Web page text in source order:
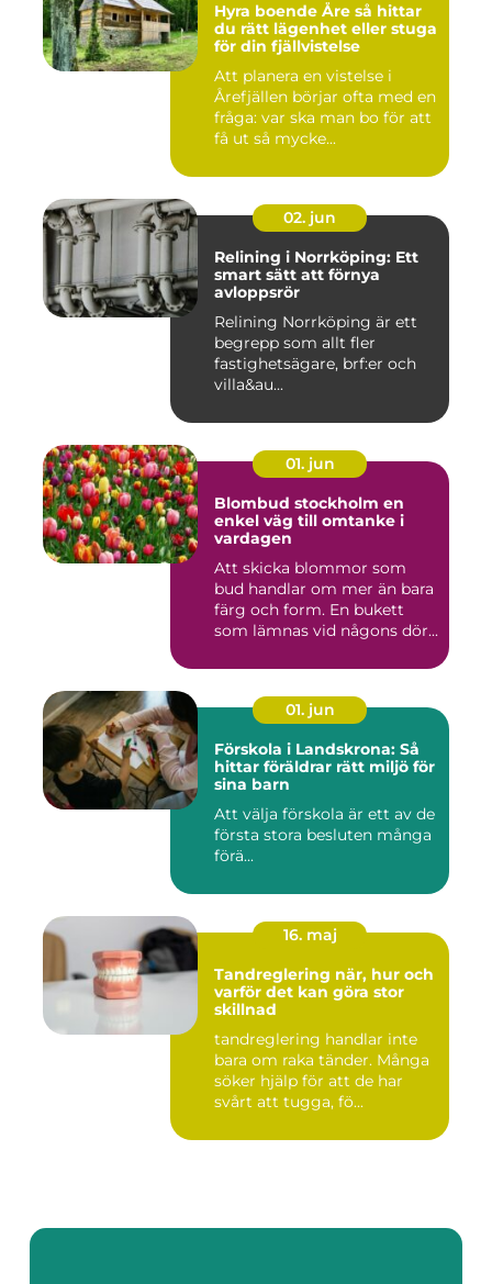
Hyra boende Åre så hittar
du rätt lägenhet eller stuga
för din fjällvistelse
Att planera en vistelse i
Årefjällen börjar ofta med en
fråga: var ska man bo för att
få ut så mycke...
02. jun
Relining i Norrköping: Ett
smart sätt att förnya
avloppsrör
Relining Norrköping är ett
begrepp som allt fler
fastighetsägare, brf:er och
villa&au...
01. jun
Blombud stockholm en
enkel väg till omtanke i
vardagen
Att skicka blommor som
bud handlar om mer än bara
färg och form. En bukett
som lämnas vid någons dör...
01. jun
Förskola i Landskrona: Så
hittar föräldrar rätt miljö för
sina barn
Att välja förskola är ett av de
första stora besluten många
förä...
16. maj
Tandreglering när, hur och
varför det kan göra stor
skillnad
tandreglering handlar inte
bara om raka tänder. Många
söker hjälp för att de har
svårt att tugga, fö...